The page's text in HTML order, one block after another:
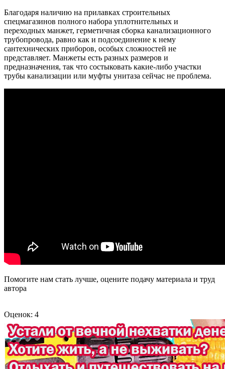
Благодаря наличию на прилавках строительных
спецмагазинов полного набора уплотнительных и
переходных манжет, герметичная сборка канализационного
трубопровода, равно как и подсоединение к нему
сантехнических приборов, особых сложностей не
представляет. Манжеты есть разных размеров и
предназначения, так что состыковать какие-либо участки
трубы канализации или муфты унитаза сейчас не проблема.
Помогите нам стать лучше, оцените подачу материала и труд
автора
Оценок: 4